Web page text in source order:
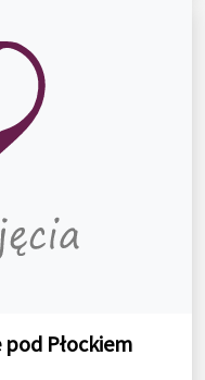
Płockiem